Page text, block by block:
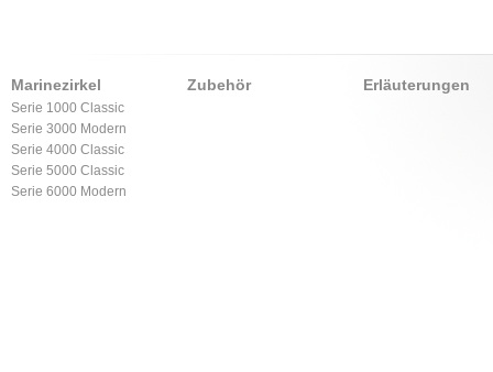
Marinezirkel
Serie 1000 Classic
Serie 3000 Modern
Serie 4000 Classic
Serie 5000 Classic
Serie 6000 Modern
Zubehör Erläuterungen